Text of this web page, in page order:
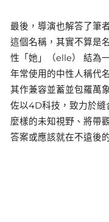
最後，導演也解答了筆
這個名稱，其實不算是
性「她」（elle） 結為
年常使用的中性人稱代
其作兼容並蓄並包羅萬
佐以4D科技，致力於縫
麼樣的未知視野、將帶
答案或應該就在不遠後